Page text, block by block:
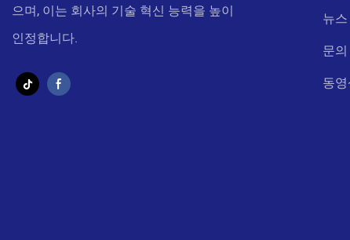
으며, 이는 회사의 기술 혁신 능력을 높이
인정합니다.
뉴스
문의
동